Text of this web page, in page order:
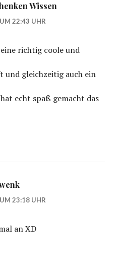
Wissen
22:43 UHR
richtig coole und
und gleichzeitig auch ein
echt spaß gemacht das
23:18 UHR
an XD